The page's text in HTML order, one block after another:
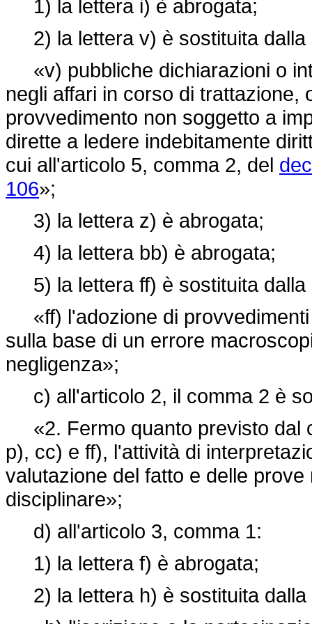
1) la lettera i) è abrogata;
2) la lettera v) è sostituita dalla
«v) pubbliche dichiarazioni o
negli affari in corso di trattazione,
provvedimento non soggetto a
dirette a ledere indebitamente
cui all'articolo 5, comma 2, del
106»;
3) la lettera z) è abrogata;
4) la lettera bb) è abrogata;
5) la lettera ff) è sostituita dalla
«ff) l'adozione di
sulla base di un errore
negligenza»;
c) all'articolo 2, il comma 2 è
«2. Fermo quanto previsto dal
p), cc) e ff), l'attività di
valutazione del fatto e delle
disciplinare»;
d) all'articolo 3, comma 1:
1) la lettera f) è abrogata;
2) la lettera h) è sostituita dalla